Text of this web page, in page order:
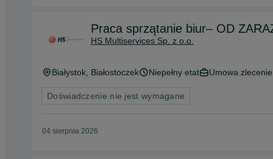
Praca sprzątanie biur– OD
HS Multiservices Sp. z o.o.
Białystok , Białostoczek Niepełny etat Umowa zlecenie
Doświadczenie nie jest wymagane
04 sierpnia 2026